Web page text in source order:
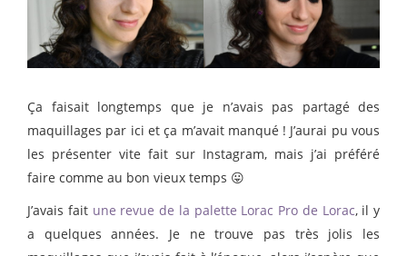
Ça faisait longtemps que je n’avais pas partagé des
maquillages par ici et ça m’avait manqué ! J’aurai pu vous
les présenter vite fait sur Instagram, mais j’ai préféré
faire comme au bon vieux temps 😛
J’avais fait une revue de la palette Lorac Pro de Lorac, il y
a quelques années. Je ne trouve pas très jolis les